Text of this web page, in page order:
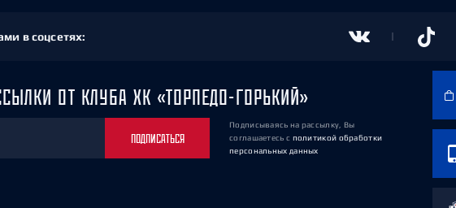
в соцсетях:
ОТ КЛУБА ХК «ТОРПЕДО-ГОРЬКИЙ»
ПОДПИСАТЬСЯ
Подписываясь на рассылку, Вы
соглашаетесь с политикой обработки
персональных данных